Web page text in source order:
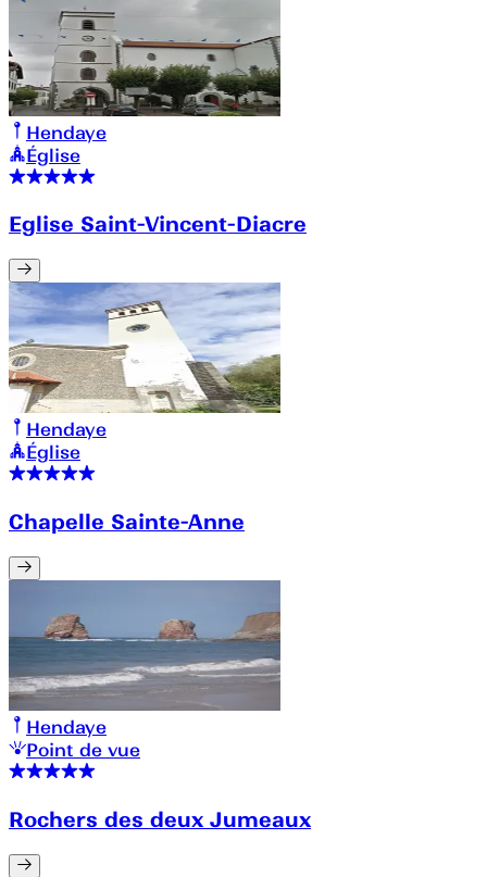
Hendaye
Église
Eglise Saint-Vincent-Diacre
Hendaye
Église
Chapelle Sainte-Anne
Hendaye
Point de vue
Rochers des deux Jumeaux